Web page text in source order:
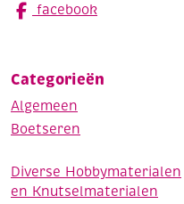
facebook
Categorieën
Algemeen
Boetseren
Diverse Hobbymaterialen
en Knutselmaterialen